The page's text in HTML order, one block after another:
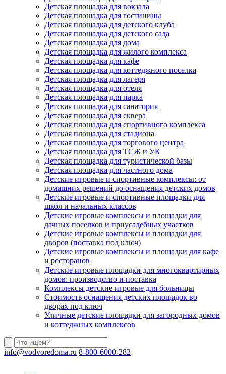
Детская площадка для вокзала
Детская площадка для гостиницы
Детская площадка для детского клуба
Детская площадка для детского сада
Детская площадка для дома
Детская площадка для жилого комплекса
Детская площадка для кафе
Детская площадка для коттеджного поселка
Детская площадка для лагеря
Детская площадка для отеля
Детская площадка для парка
Детская площадка для санатория
Детская площадка для сквера
Детская площадка для спортивного комплекса
Детская площадка для стадиона
Детская площадка для торгового центра
Детская площадка для ТСЖ и УК
Детская площадка для туристической базы
Детская площадка для частного дома
Детские игровые и спортивные комплексы: от
домашних решений до оснащения детских домов
Детские игровые и спортивные площадки для
школ и начальных классов
Детские игровые комплексы и площадки для
дачных поселков и приусадебных участков
Детские игровые комплексы и площадки для
дворов (поставка под ключ)
Детские игровые комплексы и площадки для кафе
и ресторанов
Детские игровые площадки для многоквартирных
домов: производство и поставка
Комплексы детские игровые для больницы
Стоимость оснащения детских площадок во
дворах под ключ
Уличные детские площадки для загородных домов
и коттеджных комплексов
info@vodvoredoma.ru 8-800-6000-282